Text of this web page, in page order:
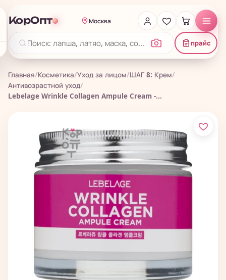
КорОпт Москва
прайс
Главная/Косметика/Уход за лицом/ШАГ 8: Крем/
Антивозрастной уход/
Lebelage Wrinkle Collagen Ampule Cream -...